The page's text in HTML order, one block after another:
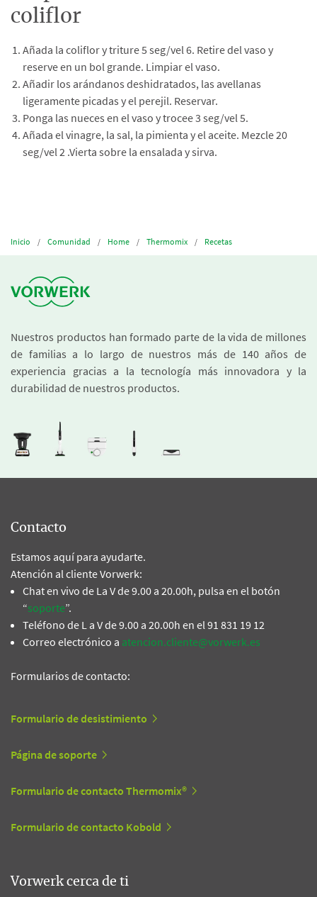
coliflor
Añada la coliflor y triture 5 seg/vel 6. Retire del vaso y
reserve en un bol grande. Limpiar el vaso.
Añadir los arándanos deshidratados, las avellanas
ligeramente picadas y el perejil. Reservar.
Ponga las nueces en el vaso y trocee 3 seg/vel 5.
Añada el vinagre, la sal, la pimienta y el aceite. Mezcle 20
seg/vel 2 .Vierta sobre la ensalada y sirva.
Inicio Comunidad Home Thermomix Recetas
Nuestros productos han formado parte de la vida de millones
de familias a lo largo de nuestros más de 140 años de
experiencia gracias a la tecnología más innovadora y la
durabilidad de nuestros productos.
Contacto
Estamos aquí para ayudarte.
Atención al cliente Vorwerk:
Chat en vivo de La V de 9.00 a 20.00h, pulsa en el botón
“soporte”.
Teléfono de L a V de 9.00 a 20.00h en el 91 831 19 12
Correo electrónico a atencion.cliente@vorwerk.es
Formularios de contacto:
Formulario de desistimiento
Página de soporte
Formulario de contacto Thermomix®
Formulario de contacto Kobold
Vorwerk cerca de ti